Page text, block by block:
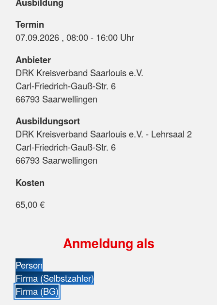
Termin
07.09.2026 , 08:00 - 16:00 Uhr
Anbieter
DRK Kreisverband Saarlouis e.V.
Carl-Friedrich-Gauß-Str. 6
66793 Saarwellingen
Ausbildungsort
DRK Kreisverband Saarlouis e.V. - Lehrsaal 2
Carl-Friedrich-Gauß-Str. 6
66793 Saarwellingen
Kosten
65,00 €
Anmeldung als
Person
Firma (Selbstzahler)
Firma (BG)